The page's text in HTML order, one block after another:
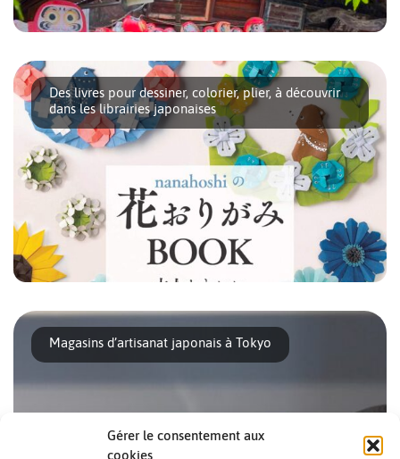
Gérer le consentement aux
cookies
voiture, vous pouvez découvrir [...]
Des livres pour dessiner, colorier, plier, à découvrir
dans les librairies japonaises
librairies où tous les livres [...]
Magasins d’artisanat japonais à Tokyo